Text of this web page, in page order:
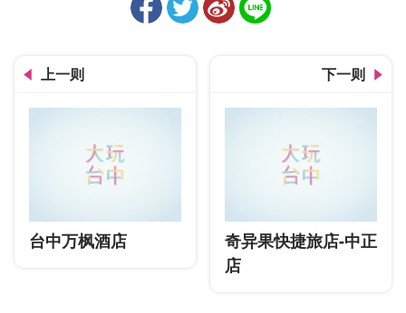
上一则
台中万枫酒店
下一则
奇异果快捷旅店-中正
店